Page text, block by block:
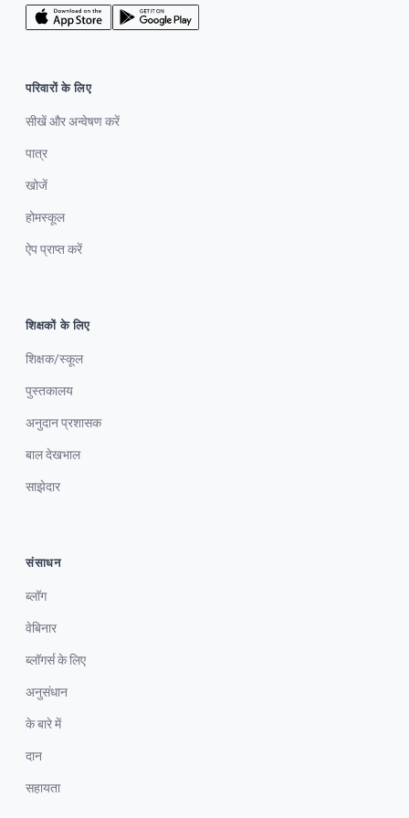
परिवारों के लिए
सीखें और अन्वेषण करें
पात्र
खोजें
होमस्कूल
ऐप प्राप्त करें
शिक्षकों के लिए
शिक्षक/स्कूल
पुस्तकालय
अनुदान प्रशासक
बाल देखभाल
साझेदार
संसाधन
ब्लॉग
वेबिनार
ब्लॉगर्स के लिए
अनुसंधान
के बारे में
दान
सहायता